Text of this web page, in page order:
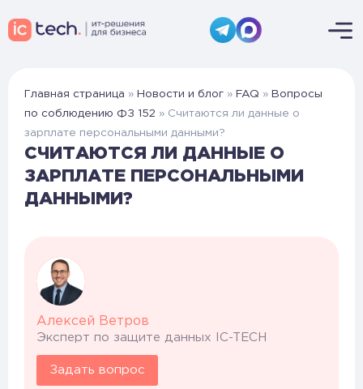
Главная страница » Новости и блог » FAQ » Вопросы
по соблюдению ФЗ 152 » Считаются ли данные о
зарплате персональными данными?
СЧИТАЮТСЯ ЛИ ДАННЫЕ О
ЗАРПЛАТЕ ПЕРСОНАЛЬНЫМИ
ДАННЫМИ?
Алексей Ветров
Эксперт по защите данных IC-TECH
Задать вопрос